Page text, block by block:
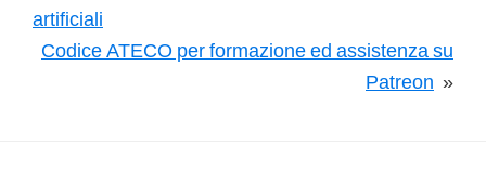
artificiali
Codice ATECO per formazione ed assistenza su
Patreon »